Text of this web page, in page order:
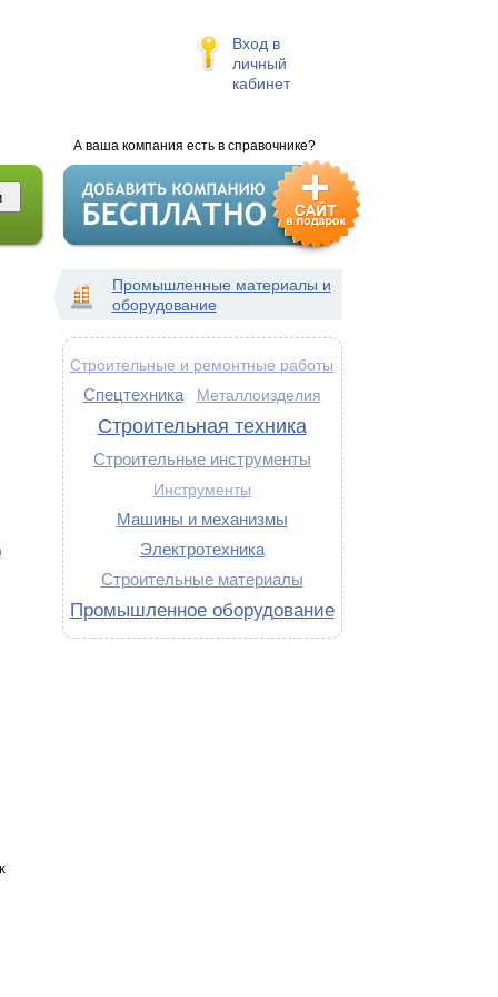
Вход в
личный
кабинет
А ваша компания есть в справочнике?
Промышленные материалы и
оборудование
Строительные и ремонтные работы
Спецтехника Металлоизделия
Строительная техника
Строительные инструменты
Инструменты
Машины и механизмы
Электротехника
Строительные материалы
Промышленное оборудование